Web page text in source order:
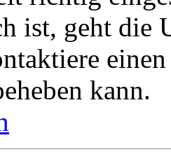
ist, geht die
kann.